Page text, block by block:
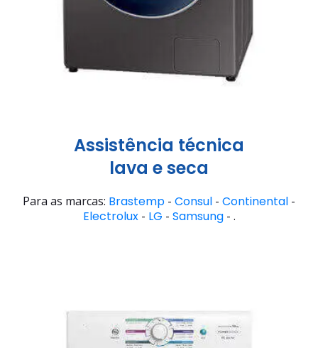
Assistência técnica
lava e seca
Para as marcas: Brastemp - Consul - Continental -
Electrolux- LG - Samsung- .